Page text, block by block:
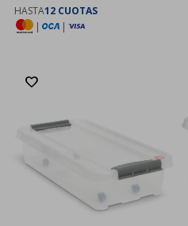
HASTA12 CUOTAS
|
|